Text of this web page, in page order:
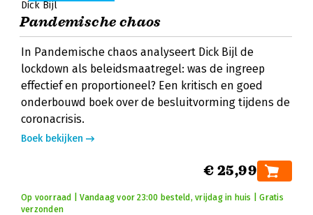
Dick Bijl
Pandemische chaos
In Pandemische chaos analyseert Dick Bijl de
lockdown als beleidsmaatregel: was de ingreep
effectief en proportioneel? Een kritisch en goed
onderbouwd boek over de besluitvorming tijdens de
coronacrisis.
Boek bekijken
€ 25,99
Op voorraad | Vandaag voor 23:00 besteld, vrijdag in huis | Gratis
verzonden